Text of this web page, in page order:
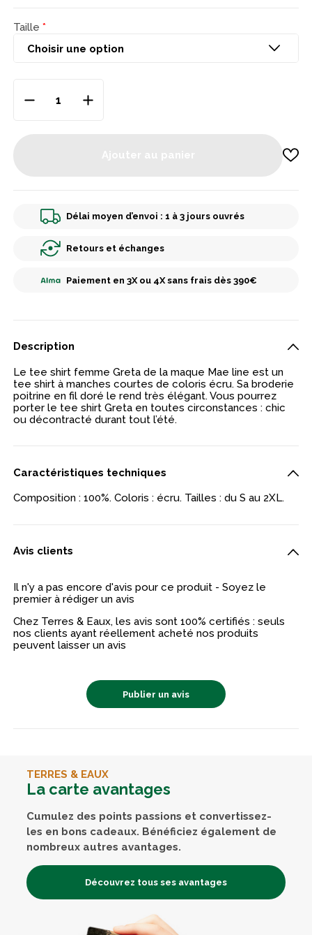
Taille
Délai moyen d’envoi : 1 à 3 jours ouvrés
Retours et échanges
Paiement en 3X ou 4X sans frais dès 390€
Description
Le tee shirt femme Greta de la maque Mae line est un
tee shirt à manches courtes de coloris écru. Sa broderie
poitrine en fil doré le rend très élégant. Vous pourrez
porter le tee shirt Greta en toutes circonstances : chic
ou décontracté durant tout l’été.
Caractéristiques techniques
Composition : 100%. Coloris : écru. Tailles : du S au 2XL.
Avis clients
Il n'y a pas encore d'avis pour ce produit - Soyez le
premier à rédiger un avis
Chez Terres & Eaux, les avis sont 100% certifiés : seuls
nos clients ayant réellement acheté nos produits
peuvent laisser un avis
Publier un avis
TERRES & EAUX
La carte avantages
Cumulez des points passions et convertissez-
les en bons cadeaux. Bénéficiez également de
nombreux autres avantages.
Découvrez tous ses avantages